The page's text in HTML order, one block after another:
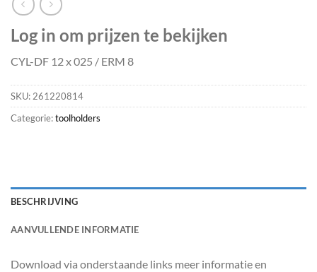
Log in om prijzen te bekijken
CYL-DF 12 x 025 / ERM 8
SKU:261220814
Categorie:toolholders
BESCHRIJVING
AANVULLENDE INFORMATIE
Download via onderstaande links meer informatie en